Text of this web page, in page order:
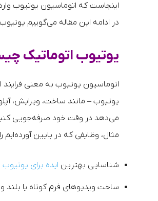
اینجاست که اتوماسیون یوتیوب
در ادامه این مقاله می‌گوییم
یوتیوب اتوماتیک
اتوماسیون یوتیوب به معنی
یوتیوب – مانند ساخت، ویرایش،
می‌دهد در وقت خود صرفه‌جویی
مثال، وظایفی که در پایین آورده‌ایم
شناسایی بهترین ایده برای یوتیوب
ساخت ویدیوهای فرم کوتاه یا بلند